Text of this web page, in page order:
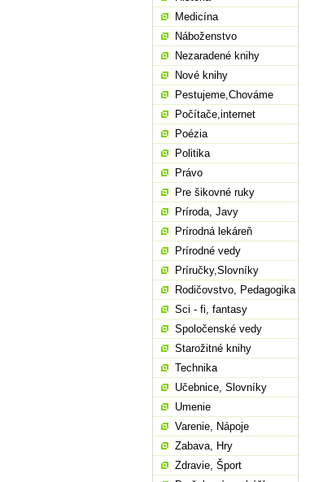
Medicína
Náboženstvo
Nezaradené knihy
Nové knihy
Pestujeme,Chováme
Počítače,internet
Poézia
Politika
Právo
Pre šikovné ruky
Príroda, Javy
Prírodná lekáreň
Prírodné vedy
Príručky,Slovníky
Rodičovstvo, Pedagogika
Sci - fi, fantasy
Spoločenské vedy
Starožitné knihy
Technika
Učebnice, Slovníky
Umenie
Varenie, Nápoje
Zabava, Hry
Zdravie, Šport